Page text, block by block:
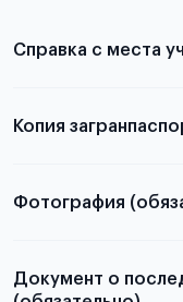
Справка с места
статье справка с
Копия
паспорта
Фотография
Документ о